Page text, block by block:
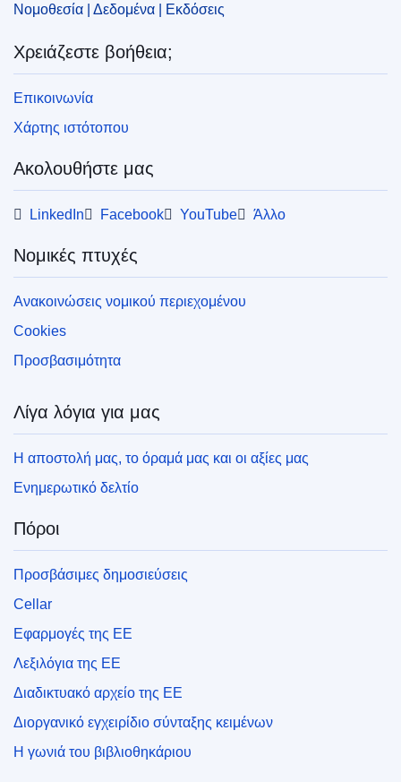
OJ : C_202406541
Νομοθεσία | Δεδομένα | Εκδόσεις
Χρειάζεστε βοήθεια;
Επικοινωνία
Χάρτης ιστότοπου
Ακολουθήστε μας
LinkedIn Facebook YouTube Άλλο
Νομικές πτυχές
Ανακοινώσεις νομικού περιεχομένου
Cookies
Προσβασιμότητα
Λίγα λόγια για μας
Η αποστολή μας, το όραμά μας και οι αξίες μας
Ενημερωτικό δελτίο
Πόροι
Προσβάσιμες δημοσιεύσεις
Cellar
Εφαρμογές της ΕΕ
Λεξιλόγια της ΕΕ
Διαδικτυακό αρχείο της ΕΕ
Διοργανικό εγχειρίδιο σύνταξης κειμένων
Η γωνιά του βιβλιοθηκάριου